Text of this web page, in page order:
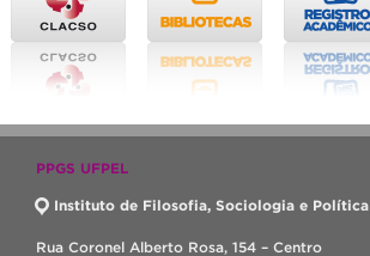
PPGS UFPEL
Instituto de Filosofia, Sociologia e Política
Rua Coronel Alberto Rosa, 154 – Centro